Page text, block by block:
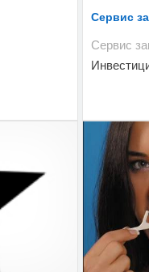
Сервис
Сервис